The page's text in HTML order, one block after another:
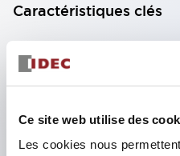
Ce site web utilise des
Les cookies nous
Caractéristiques clés
Bloc de contact à 2
permettant une
Profondeur du panneau
contact à 11 étages),